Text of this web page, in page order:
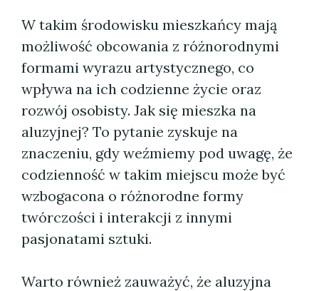
W takim środowisku mieszkańcy mają
możliwość obcowania z różnorodnymi
formami wyrazu artystycznego, co
wpływa na ich codzienne życie oraz
rozwój osobisty. Jak się mieszka na
aluzyjnej? To pytanie zyskuje na
znaczeniu, gdy weźmiemy pod uwagę, że
codzienność w takim miejscu może być
wzbogacona o różnorodne formy
twórczości i interakcji z innymi
pasjonatami sztuki.
Warto również zauważyć, że aluzyjna